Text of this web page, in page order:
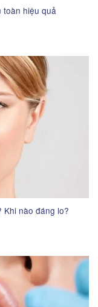
toàn hiệu quả
Khi nào đáng lo?